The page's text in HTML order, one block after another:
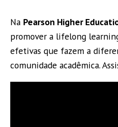
Na Pearson Higher
promover a lifelong
efetivas que fazem a
comunidade acadêmica.